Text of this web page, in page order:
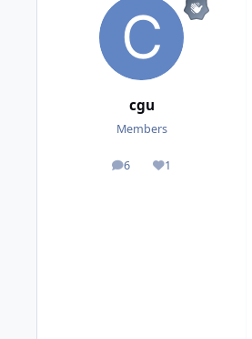
cgu
Members
6
posts 1
Reputation